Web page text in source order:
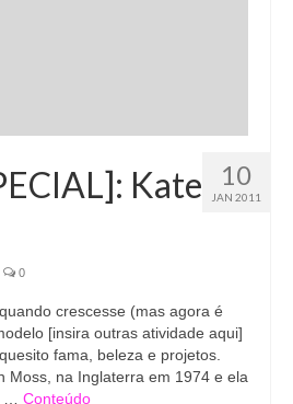
10
JAN 2011
Kate
0
crescesse (mas agora é
[insira outras atividade aqui]
fama, beleza e projetos.
Moss, na Inglaterra em 1974 e ela
… Conteúdo